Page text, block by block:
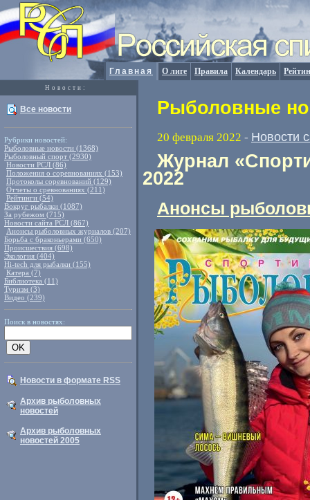
Главная О лиге Правила Календарь
Новости:
Все новости
Рубрики новостей:
Рыболовные новости (1368)
Рыболовный спорт (2930)
Новости РСЛ (86)
Положения о соревнованиях (153)
Протоколы соревнований (129)
Отчеты о сревнованиях (211)
Рейтинги (54)
Вокруг рыбалки (1087)
За рубежом (715)
Новости сайта РСЛ (867)
Анонсы рыболовных журналов (207)
Борьба с браконьерами (650)
Происшествия (698)
Экология (404)
Hi-tech для рыбалки (155)
Катера (7)
Библиотека (11)
Туризм (3)
Видео (239)
Поиск в новостях:
Новости в формате RSS
Архив рыболовных
новостей
Архив рыболовных
новостей 2005
Рыболовные
20 февраля 2022 - Новости
Журнал
2022
Анонсы